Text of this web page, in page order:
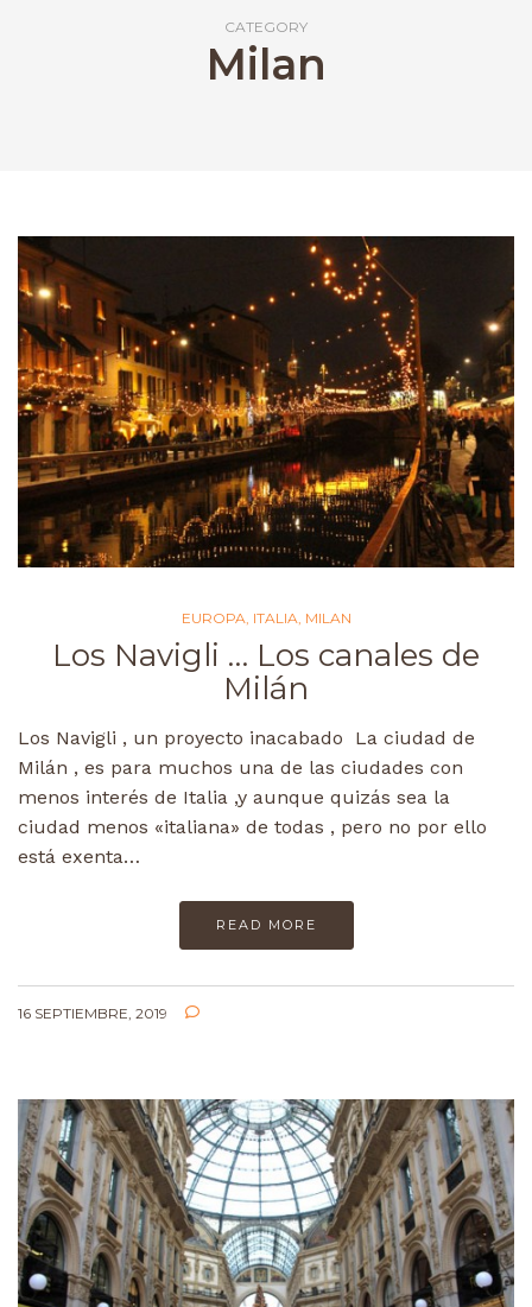
CATEGORY
Milan
EUROPA ITALIA MILAN
Los Navigli … Los canales de
Milán
Los Navigli , un proyecto inacabado La ciudad de
Milán , es para muchos una de las ciudades con
menos interés de Italia ,y aunque quizás sea la
ciudad menos «italiana» de todas , pero no por ello
está exenta…
READ MORE
16 SEPTIEMBRE, 2019